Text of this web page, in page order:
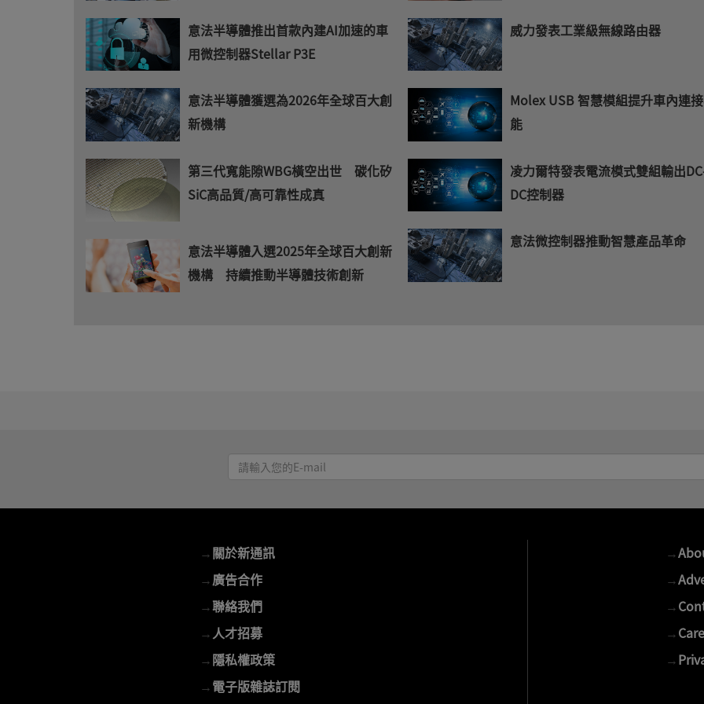
意法半導體推出首款內建AI加速的車
用微控制器Stellar P3E
意法半導體獲選為2026年全球百大創
新機構
第三代寬能隙WBG橫空出世 碳化矽
SiC高品質/高可靠性成真
意法半導體入選2025年全球百大創新
機構 持續推動半導體技術創新
威力發表工業級無線路由器
Molex USB 智慧模組提升車內連
能
凌力爾特發表電流模式雙組輸出
DC控制器
意法微控制器推動智慧產品革命
請
輸
E-
mail
→關於新通訊
→廣告合作
→聯絡我們
→ 人才招募
→隱私權政策
→電子版雜誌訂閱
→
→
→
→
→